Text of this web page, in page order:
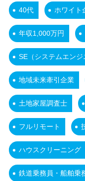
40代 ホワイト
年収1,000万円
SE（システムエンジ
地域未来牽引企業
土地家屋調査士
フルリモート
ハウスクリーニング
鉄道乗務員・船舶乗